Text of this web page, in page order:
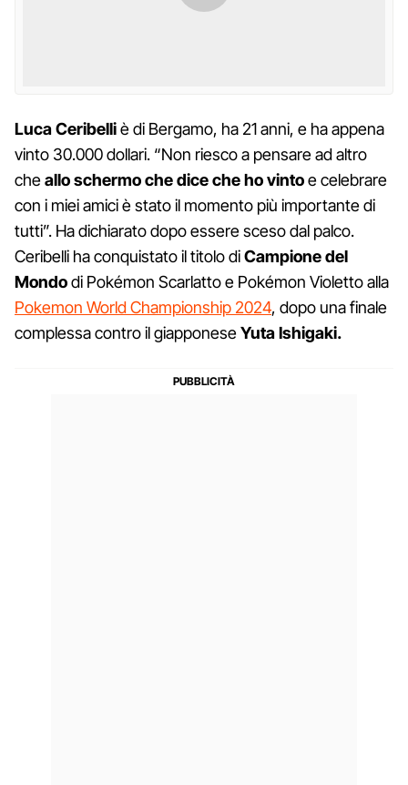
Luca Ceribelliè di Bergamo, ha 21 anni, e ha appena
vinto 30.000 dollari. “Non riesco a pensare ad altro
cheallo schermo che dice che ho vintoe celebrare
con i miei amici è stato il momento più importante di
tutti”. Ha dichiarato dopo essere sceso dal palco.
Ceribelli ha conquistato il titolo diCampione del
Mondodi Pokémon Scarlatto e Pokémon Violetto alla
Pokemon World Championship 2024, dopo una finale
complessa contro il giapponeseYuta Ishigaki.